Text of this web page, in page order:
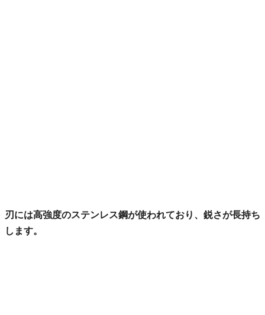
刃には高強度のステンレス鋼が使われており、鋭さが長持ち
します。